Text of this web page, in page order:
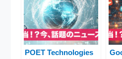
POET Technologies